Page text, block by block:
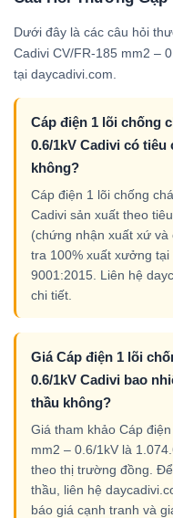
Dưới đây là các câu hỏi
Cadivi CV/FR-185 mm2 –
tại daycadivi.com.
Cáp điện 1 lõi chống
0.6/1kV Cadivi có tiêu
không?
Cáp điện 1 lõi chống
Cadivi sản xuất theo
(chứng nhận xuất xứ
tra 100% xuất xưởng
9001:2015. Liên hệ
chi tiết.
Giá Cáp điện 1 lõi
0.6/1kV Cadivi bao
thầu không?
Giá tham khảo Cáp
mm2 – 0.6/1kV là
theo thị trường đồng.
thầu, liên hệ
báo giá cạnh tranh và